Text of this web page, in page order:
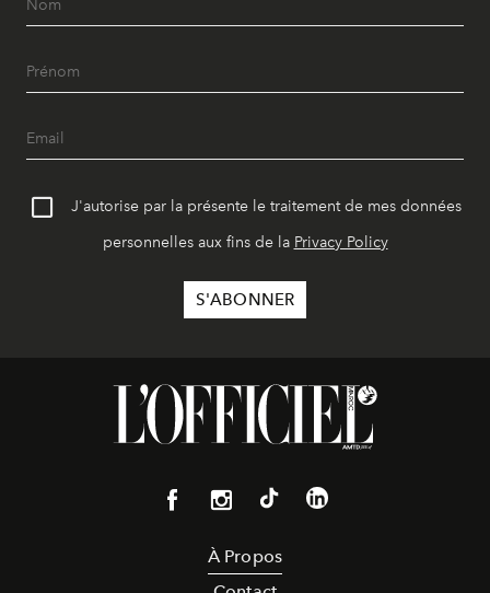
J'autorise par la présente le traitement de mes données
personnelles aux fins de la Privacy Policy
À Propos